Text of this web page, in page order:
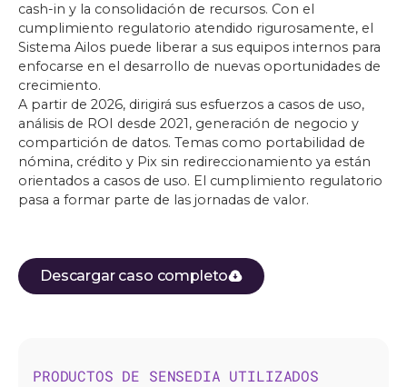
cash-in y la consolidación de recursos. Con el
cumplimiento regulatorio atendido rigurosamente, el
Sistema Ailos puede liberar a sus equipos internos para
enfocarse en el desarrollo de nuevas oportunidades de
crecimiento.
A partir de 2026, dirigirá sus esfuerzos a casos de uso,
análisis de ROI desde 2021, generación de negocio y
compartición de datos. Temas como portabilidad de
nómina, crédito y Pix sin redireccionamiento ya están
orientados a casos de uso. El cumplimiento regulatorio
pasa a formar parte de las jornadas de valor.
Descargar caso completo
PRODUCTOS DE SENSEDIA UTILIZADOS